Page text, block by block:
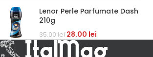
Lenor Perle Parfumate Dash
210g
35.00lei 28.00 lei